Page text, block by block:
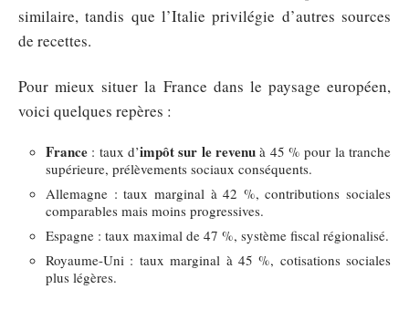
similaire, tandis que l’Italie privilégie d’autres sources
de recettes.
Pour mieux situer la France dans le paysage européen,
voici quelques repères :
France : taux d’impôt sur le revenu à 45 % pour la tranche
supérieure, prélèvements sociaux conséquents.
Allemagne : taux marginal à 42 %, contributions sociales
comparables mais moins progressives.
Espagne : taux maximal de 47 %, système fiscal régionalisé.
Royaume-Uni : taux marginal à 45 %, cotisations sociales
plus légères.